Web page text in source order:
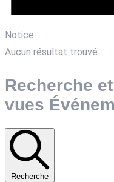
Notice
Aucun résultat trouvé.
Recherche
vues
Recherche